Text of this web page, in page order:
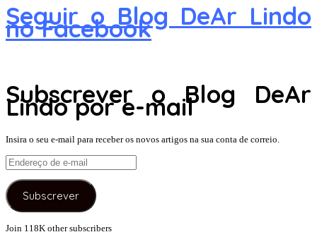
Seguir o Blog DeAr Lindo
no Facebook
Subscrever o Blog DeAr
Lindo por e-mail
Insira o seu e-mail para receber os novos artigos na sua conta de correio.
Endereço
de
e-
mail
Subscrever
Join 118K other subscribers